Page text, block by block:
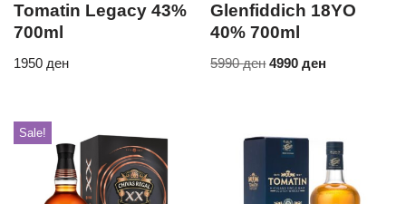
Tomatin Legacy 43%
700ml
1950 ден
Glenfiddich 18YO
40% 700ml
5990ден 4990ден
Sale!